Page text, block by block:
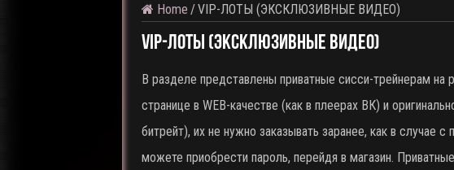
Home /VIP-ЛОТЫ (ЭКСКЛЮЗИВНЫЕ ВИДЕО)
VIP-ЛОТЫ (ЭКСКЛЮЗИВНЫЕ ВИДЕО)
В разделе представлены приватные сисси-трейнерам
странице в WEB-качестве (как в плеерах ВК) и
битрейт), их не нужно заказывать заранее, как в случае
можете приобрести пароль, перейдя в магазин.